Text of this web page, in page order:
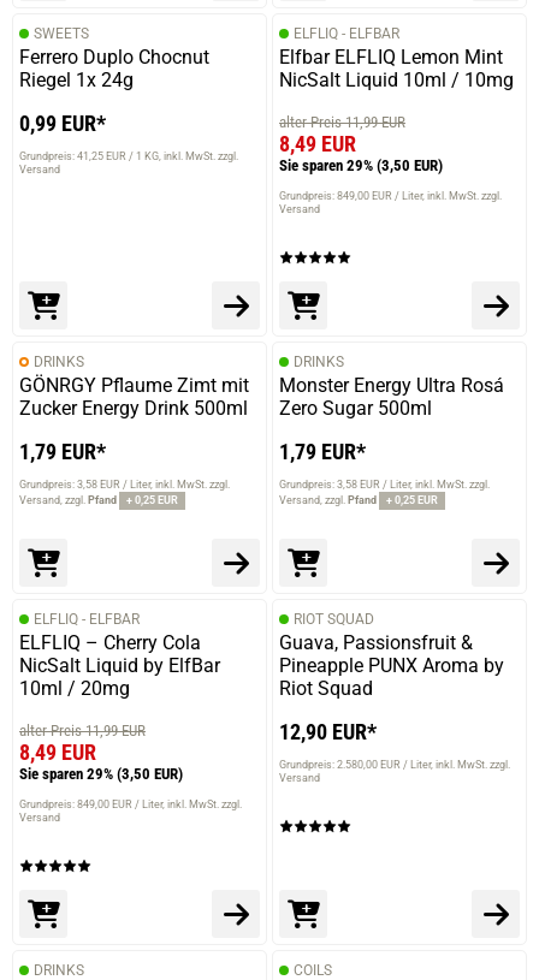
SWEETS
Ferrero Duplo Chocnut
Riegel 1x 24g
0,99 EUR*
Grundpreis: 41,25 EUR / 1 KG inkl. MwSt. zzgl.
Versand
ELFLIQ - ELFBAR
Elfbar ELFLIQ Lemon Mint
NicSalt Liquid 10ml / 10mg
alter Preis 11,99 EUR
8,49 EUR
Sie sparen 29% (3,50 EUR)
Grundpreis: 849,00 EUR / Liter inkl. MwSt. zzgl.
Versand
DRINKS
GÖNRGY Pflaume Zimt mit
Zucker Energy Drink 500ml
1,79 EUR*
Grundpreis: 3,58 EUR / Liter inkl. MwSt. zzgl.
Versand zzgl. Pfand + 0,25 EUR
DRINKS
Monster Energy Ultra Rosá
Zero Sugar 500ml
1,79 EUR*
Grundpreis: 3,58 EUR / Liter inkl. MwSt. zzgl.
Versand zzgl. Pfand + 0,25 EUR
ELFLIQ - ELFBAR
ELFLIQ – Cherry Cola
NicSalt Liquid by ElfBar
10ml / 20mg
alter Preis 11,99 EUR
8,49 EUR
Sie sparen 29% (3,50 EUR)
Grundpreis: 849,00 EUR / Liter inkl. MwSt. zzgl.
Versand
RIOT SQUAD
Guava, Passionsfruit &
Pineapple PUNX Aroma by
Riot Squad
12,90 EUR*
Grundpreis: 2.580,00 EUR / Liter inkl. MwSt. zzgl.
Versand
DRINKS COILS